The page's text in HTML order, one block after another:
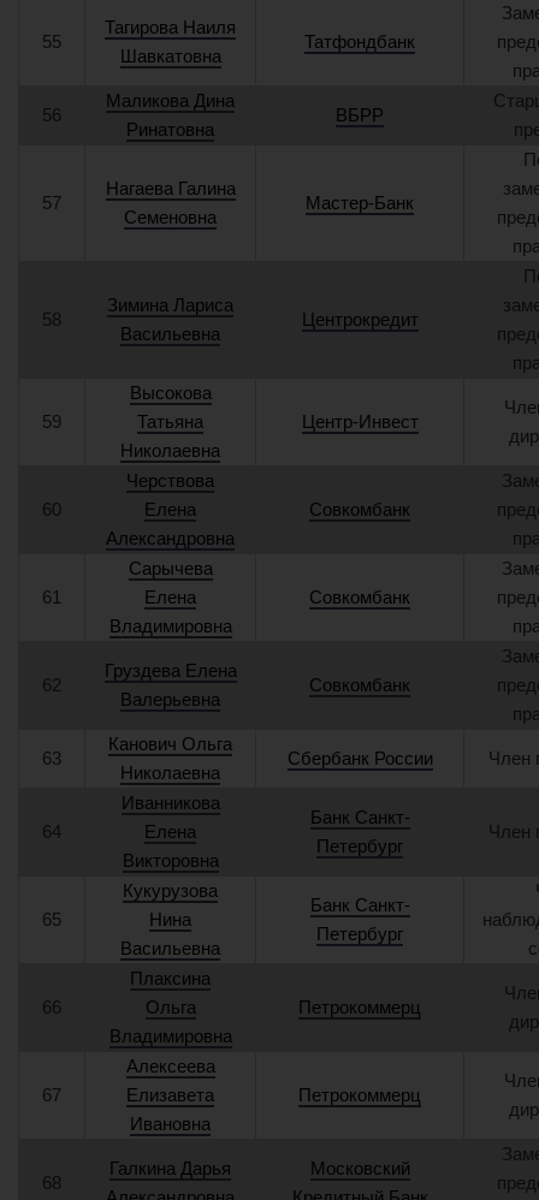
55
Тагирова Наиля
Шавкатовна
Татфондбанк
56
Маликова Дина
Ринатовна
ВБРР
57
Нагаева Галина
Семеновна
Мастер-Банк
58
Зимина Лариса
Васильевна
Центрокредит
59
Высокова
Татьяна
Николаевна
Центр-Инвест
60
Черствова
Елена
Александровна
Совкомбанк
61
Сарычева
Елена
Владимировна
Совкомбанк
62
Груздева Елена
Валерьевна
Совкомбанк
63
Канович Ольга
Николаевна
Сбербанк России Член
64
Иванникова
Елена
Викторовна
Банк Санкт-
Петербург
Член
65
Кукурузова
Нина
Васильевна
Банк Санкт-
Петербург
66
Плаксина
Ольга
Владимировна
Петрокоммерц
67
Алексеева
Елизавета
Ивановна
Петрокоммерц
68
Галкина Дарья
Московский